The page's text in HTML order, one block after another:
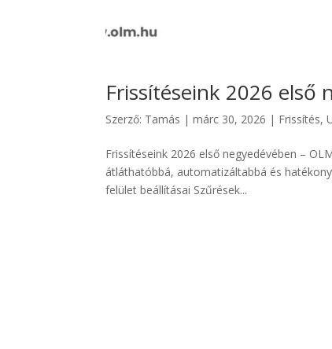
Frissítéseink 2026 első
Szerző: Tamás |márc 30, 2026 | Frissítés,
Frissítéseink 2026 első negyedévében –
átláthatóbbá, automatizáltabbá és
felület beállításai Szűrések...